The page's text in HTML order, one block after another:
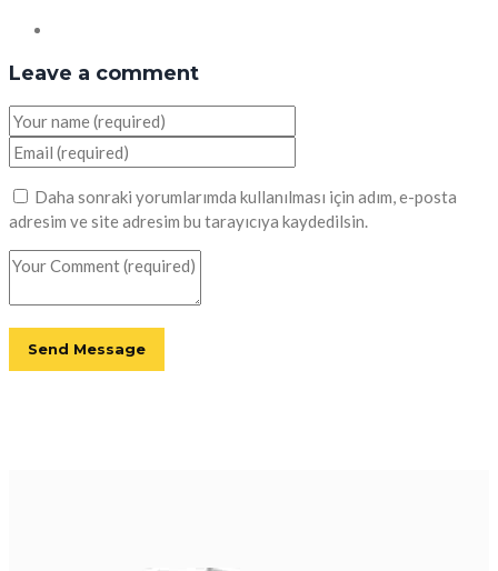
Leave a comment
Daha sonraki yorumlarımda kullanılması için adım, e-posta
adresim ve site adresim bu tarayıcıya kaydedilsin.